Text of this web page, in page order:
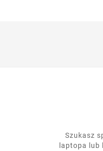
Szukasz
laptopa lub